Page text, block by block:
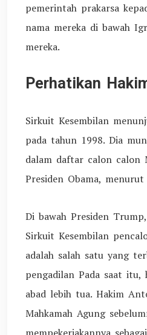
pemerintah prakarsa
nama mereka di bawah
mereka.
Perhatikan
Sirkuit Kesembilan
pada tahun 1998. Dia
dalam daftar calon calon
Presiden Obama,
Di bawah Presiden
Sirkuit Kesembilan
adalah salah satu yang
pengadilan Pada saat itu,
abad lebih tua. Hakim
Mahkamah Agung